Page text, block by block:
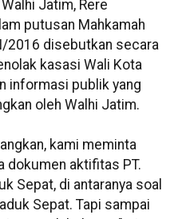
Jatim, Rere
putusan Mahkamah
2016 disebutkan secara
kasasi Wali Kota
informasi publik yang
oleh Walhi Jatim.
kami meminta
dokumen aktifitas PT.
Sepat, di antaranya soal
Sepat. Tapi sampai